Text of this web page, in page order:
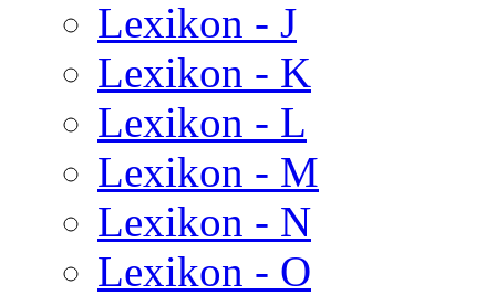
Lexikon - J
Lexikon - K
Lexikon - L
Lexikon - M
Lexikon - N
Lexikon - O